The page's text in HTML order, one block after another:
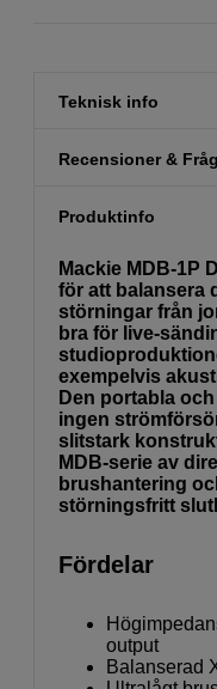
Teknisk info
Recensioner &
Produktinfo
Mackie MDB-1P
för att balansera
störningar från
bra för live-
exempelvis
Den portabla
ingen
slitstark
MDB-serie av
brushantering
störningsfritt
Fördelar
output
Balanserad